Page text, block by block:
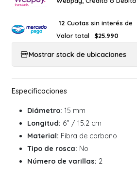
12 Cuotas sin interés de
Valor total
$25.990
Mostrar stock de ubicaciones
Diámetro: 15 mm
Longitud: 6" / 15.2 cm
Material: Fibra de carbono
Tipo de rosca: No
Número de varillas: 2